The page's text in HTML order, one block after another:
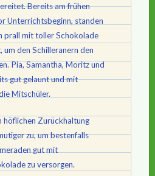
Bereits am frühen
Unterrichtsbeginn, standen
prall mit toller Schokolade
um den Schilleranern den
Pia, Samantha, Moritz und
gut gelaunt und mit
Mitschüler.
höflichen Zurückhaltung
zu, um bestenfalls
gut mit
zu versorgen.